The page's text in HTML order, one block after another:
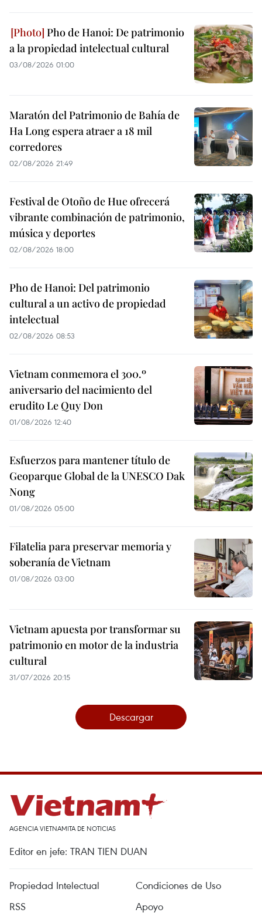
Pho de Hanoi: De patrimonio
a la propiedad intelectual cultural
03/08/2026 01:00
Maratón del Patrimonio de Bahía de
Ha Long espera atraer a 18 mil
corredores
02/08/2026 21:49
Festival de Otoño de Hue ofrecerá
vibrante combinación de patrimonio,
música y deportes
02/08/2026 18:00
Pho de Hanoi: Del patrimonio
cultural a un activo de propiedad
intelectual
02/08/2026 08:53
Vietnam conmemora el 300.º
aniversario del nacimiento del
erudito Le Quy Don
01/08/2026 12:40
Esfuerzos para mantener título de
Geoparque Global de la UNESCO Dak
Nong
01/08/2026 05:00
Filatelia para preservar memoria y
soberanía de Vietnam
01/08/2026 03:00
Vietnam apuesta por transformar su
patrimonio en motor de la industria
cultural
31/07/2026 20:15
Descargar
AGENCIA VIETNAMITA DE NOTICIAS
Editor en jefe: TRAN TIEN DUAN
Propiedad Intelectual
Condiciones de Uso
RSS
Apoyo